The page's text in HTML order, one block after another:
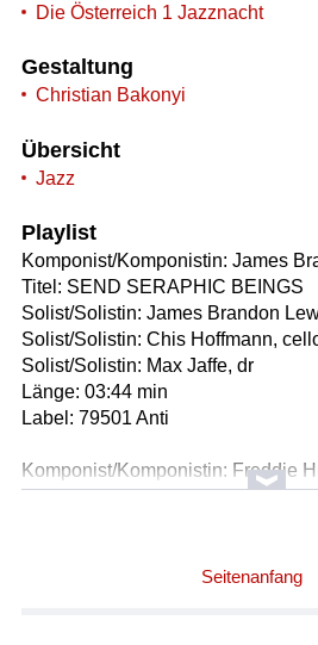
Die Österreich 1 Jazznacht
Gestaltung
Christian Bakonyi
Übersicht
Jazz
Playlist
Komponist/Komponistin: James
Titel: SEND SERAPHIC BEINGS
Solist/Solistin: James Brandon
Solist/Solistin: Chis Hoffmann,
Solist/Solistin: Max Jaffe, dr
Länge: 03:44 min
Label: 79501 Anti
Komponist/Komponistin: Freddie
Titel: RED CLAY
Solist/Solistin: Bill Goodwin, dr
Seitenanfang